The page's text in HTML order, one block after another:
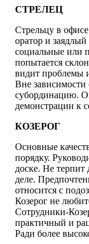
СТРЕЛЕЦ
Стрельцу в
оратор и
социальные или
попытается
видит проблемы
Вне
субординацию.
демонстрации к
КОЗЕРОГ
Основные
порядку.
доске. Не терпит
деле.
относится с
Козерог не
Сотрудники-
практичный и
Ради более